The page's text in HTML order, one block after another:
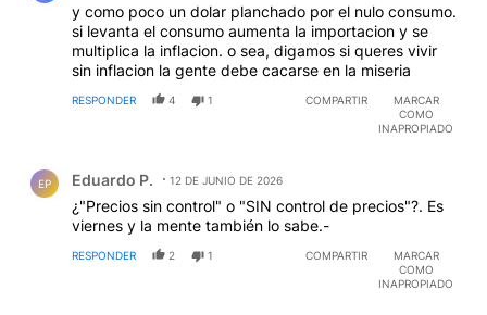
y como poco un dolar planchado por el nulo consumo.
si levanta el consumo aumenta la importacion y se
multiplica la inflacion. o sea, digamos si queres vivir
sin inflacion la gente debe cacarse en la miseria
RESPONDER 4 1 COMPARTIR
MARCAR
COMO
INAPROPIADO
EP Eduardo P. 12 DE JUNIO DE 2026
¿"Precios sin control" o "SIN control de precios"?. Es
viernes y la mente también lo sabe.-
RESPONDER 2 1 COMPARTIR
MARCAR
COMO
INAPROPIADO